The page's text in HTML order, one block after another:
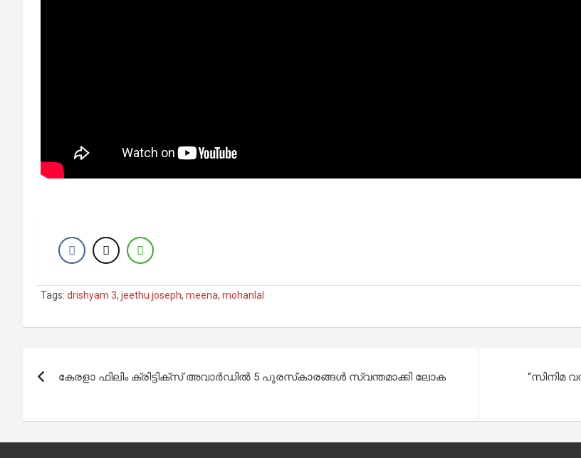
Tags: drishyam 3, jeethu joseph, meena, mohanlal
navigation
കേരളാ ഫിലിം ക്രിട്ടിക്‌സ് അവാര്‍ഡില്‍ 5 പുരസ്‌കാരങ്ങള്‍ സ്വന്തമാക്കി ലോക
“സിനിമ